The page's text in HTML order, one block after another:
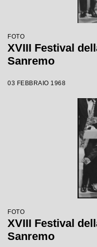
FOTO
XVIII Festival
Sanremo
03 FEBBRAIO 1968
FOTO
XVIII Festival
Sanremo